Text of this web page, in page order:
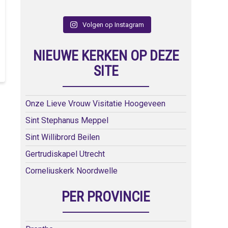
Volgen op Instagram
NIEUWE KERKEN OP DEZE
SITE
Onze Lieve Vrouw Visitatie Hoogeveen
Sint Stephanus Meppel
Sint Willibrord Beilen
Gertrudiskapel Utrecht
Corneliuskerk Noordwelle
PER PROVINCIE